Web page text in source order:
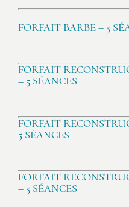
FORFAIT BARBE – 5
FORFAIT
– 5 SÉANCES
FORFAIT
5 SÉANCES
FORFAIT
– 5 SÉANCES